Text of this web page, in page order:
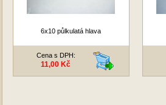
6x10 půlkulatá hlava
Cena s DPH:
11,00 Kč